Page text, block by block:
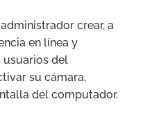
crear, a
en línea y
usuarios del
su cámara,
del computador.